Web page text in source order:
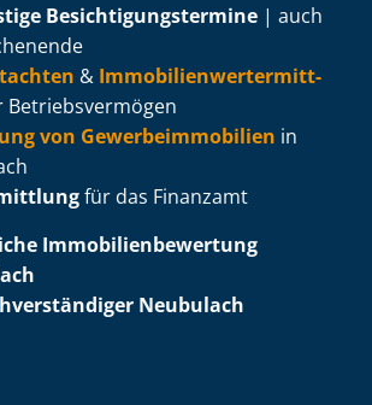
Be­sich­ti­gungs­ter­mi­ne | auch
& Im­mo­bi­li­en­wert­ermitt­
Be­triebs­ver­mö­gen
von Ge­wer­be­im­mo­bi­li­en in
für das Finanzamt
Im­mo­bi­li­en­be­wer­tung
Neubulach